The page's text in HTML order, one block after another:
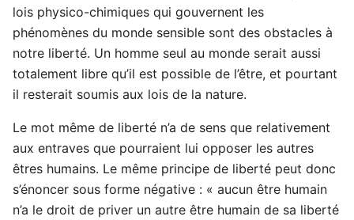
lois physico-chimiques qui gouvernent les
phénomènes du monde sensible sont des obstacles à
notre liberté. Un homme seul au monde serait aussi
totalement libre qu’il est possible de l’être, et pourtant
il resterait soumis aux lois de la nature.
Le mot même de liberté n’a de sens que relativement
aux entraves que pourraient lui opposer les autres
êtres humains. Le même principe de liberté peut donc
s’énoncer sous forme négative : « aucun être humain
n’a le droit de priver un autre être humain de sa liberté